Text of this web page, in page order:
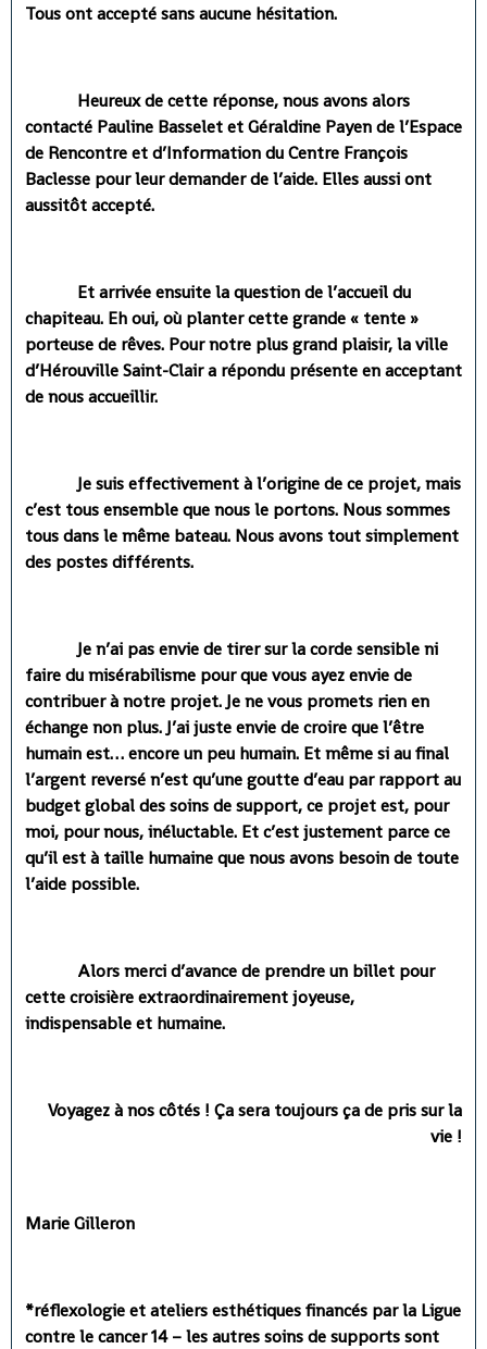
Tous ont accepté sans aucune hésitation.
Heureux de cette réponse, nous avons alors
contacté Pauline Basselet et Géraldine Payen de l’Espace
de Rencontre et d’Information du Centre François
Baclesse pour leur demander de l’aide. Elles aussi ont
aussitôt accepté.
Et arrivée ensuite la question de l’accueil du
chapiteau. Eh oui, où planter cette grande « tente »
porteuse de rêves. Pour notre plus grand plaisir, la ville
d’Hérouville Saint-Clair a répondu présente en acceptant
de nous accueillir.
Je suis effectivement à l’origine de ce projet, mais
c’est tous ensemble que nous le portons. Nous sommes
tous dans le même bateau. Nous avons tout simplement
des postes différents.
Je n’ai pas envie de tirer sur la corde sensible ni
faire du misérabilisme pour que vous ayez envie de
contribuer à notre projet. Je ne vous promets rien en
échange non plus. J’ai juste envie de croire que l’être
humain est… encore un peu humain. Et même si au final
l’argent reversé n’est qu’une goutte d’eau par rapport au
budget global des soins de support, ce projet est, pour
moi, pour nous, inéluctable. Et c’est justement parce ce
qu’il est à taille humaine que nous avons besoin de toute
l’aide possible.
Alors merci d’avance de prendre un billet pour
cette croisière extraordinairement joyeuse,
indispensable et humaine.
Voyagez à nos côtés ! Ça sera toujours ça de pris sur la
vie !
Marie Gilleron
*réflexologie et ateliers esthétiques financés par la Ligue
contre le cancer 14 – les autres soins de supports sont